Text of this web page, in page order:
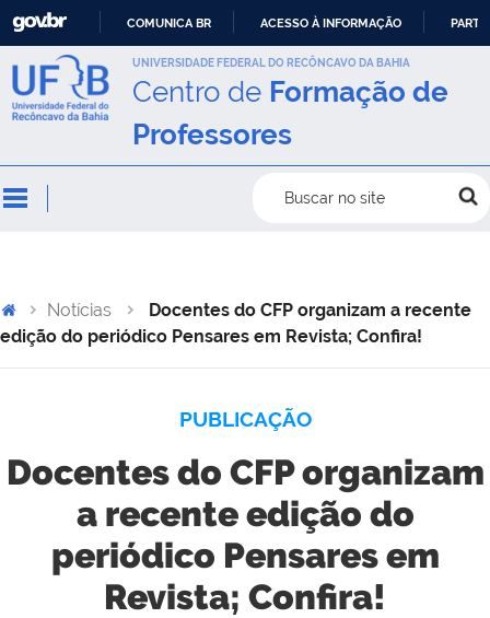
IR
PARA
CONTEÚDO
COMUNICA BR ACESSO À INFORMAÇÃO
UNIVERSIDADE FEDERAL DO RECÔNCAVO DA BAHIA
Centro de Formação de
Professores
Buscar no site
Notícias
Docentes do CFP organizam a recente
edição do periódico Pensares em Revista; Confira!
PUBLICAÇÃO
Docentes do CFP organizam
a recente edição do
periódico Pensares em
Revista; Confira!